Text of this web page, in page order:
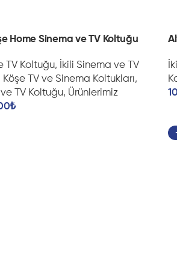
Home Sinema ve TV Koltuğu
TV Koltuğu,
İkili Sinema ve TV
Köşe TV ve Sinema Koltukları,
TV Koltuğu, Ürünlerimiz
₺